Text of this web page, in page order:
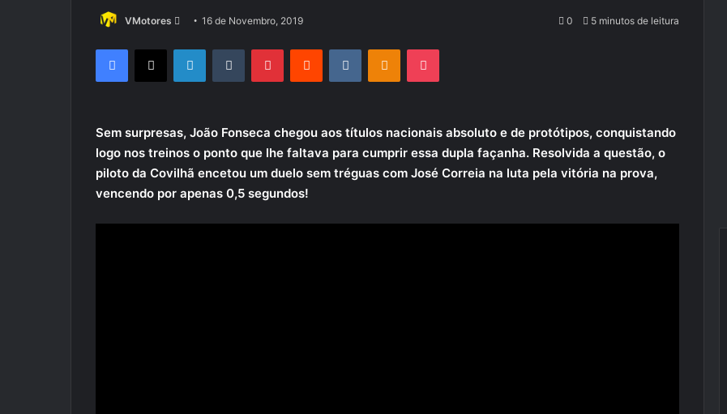
VMotores
Send
email
16 de Novembro, 2019 0 5 minutos de leitura
Facebook
X LinkedInTumblr PinterestReddit VKontakteOdnoklassniki
Pocket
Sem surpresas, João Fonseca chegou aos títulos nacionais absoluto e de protótipos, conquistando
logo nos treinos o ponto que lhe faltava para cumprir essa dupla façanha. Resolvida a questão, o
piloto da Covilhã encetou um duelo sem tréguas com José Correia na luta pela vitória na prova,
vencendo por apenas 0,5 segundos!